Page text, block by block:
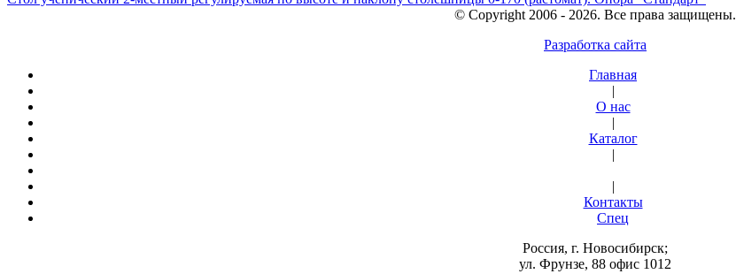
© Copyright 2006 - 2026. Все права защищены.
Разработка сайта
Главная
|
О нас
|
Каталог
|
|
Контакты
Спец
Россия, г. Новосибирск;
ул. Фрунзе, 88 офис 1012